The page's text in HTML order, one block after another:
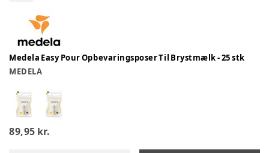
Medela Easy Pour Opbevaringsposer Til Brystmælk - 25 stk
MEDELA
89,95 kr.